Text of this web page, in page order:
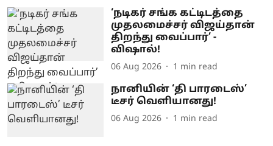
‘நடிகர் சங்க கட்டிடத்தை
முதலமைச்சர் விஜய்தான்
திறந்து வைப்பார்’ -
விஷால்!
06 Aug 2026 1 min read
நானியின் ‘தி பாரடைஸ்’
டீசர் வெளியானது!
06 Aug 2026 1 min read